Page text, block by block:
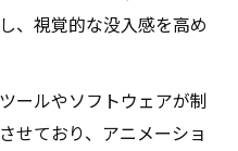
、視覚的な没入感を高め
ールやソフトウェアが制
せており、アニメーショ